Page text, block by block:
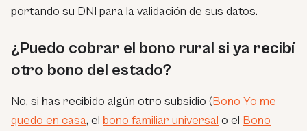
portando su DNI para la validación de sus datos.
¿Puedo cobrar el bono rural si ya recibí
otro bono del estado?
No, si has recibido algún otro subsidio (Bono Yo me
quedo en casa, el bono familiar universal o el Bono